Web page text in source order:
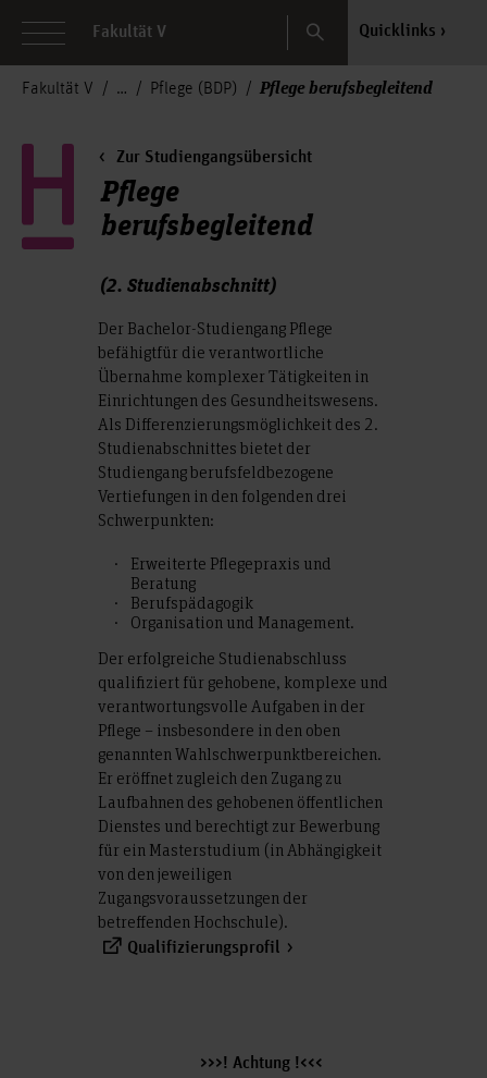
Fakultät V Search Quicklinks
Fakultät V Pflege (BDP) Pflege berufsbegleitend
Zur Studiengangsübersicht
Pflege
berufsbegleitend
(2. Studienabschnitt)
Der Bachelor-Studiengang Pflege
befähigtfür die verantwortliche
Übernahme komplexer Tätigkeiten in
Einrichtungen des Gesundheitswesens.
Als Differenzierungsmöglichkeit des 2.
Studienabschnittes bietet der
Studiengang berufsfeldbezogene
Vertiefungen in den folgenden drei
Schwerpunkten:
Erweiterte Pflegepraxis und
Beratung
Berufspädagogik
Organisation und Management.
Der erfolgreiche Studienabschluss
qualifiziert für gehobene, komplexe und
verantwortungsvolle Aufgaben in der
Pflege – insbesondere in den oben
genannten Wahlschwerpunktbereichen.
Er eröffnet zugleich den Zugang zu
Laufbahnen des gehobenen öffentlichen
Dienstes und berechtigt zur Bewerbung
für ein Masterstudium (in Abhängigkeit
von den jeweiligen
Zugangsvoraussetzungen der
betreffenden Hochschule).
Qualifizierungsprofil
>>>! Achtung !<<<